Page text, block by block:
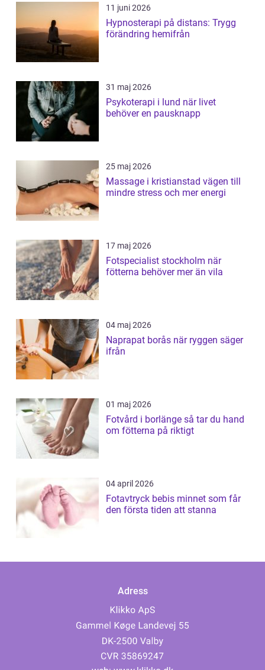
11 juni 2026
Hypnosterapi på distans: Trygg
förändring hemifrån
31 maj 2026
Psykoterapi i lund när livet
behöver en pausknapp
25 maj 2026
Massage i kristianstad vägen till
mindre stress och mer energi
17 maj 2026
Fotspecialist stockholm när
fötterna behöver mer än vila
04 maj 2026
Naprapat borås när ryggen säger
ifrån
01 maj 2026
Fotvård i borlänge så tar du hand
om fötterna på riktigt
04 april 2026
Fotavtryck bebis minnet som får
den första tiden att stanna
Adress